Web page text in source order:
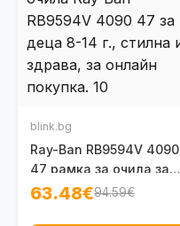
blink.bg
Ray-Ban RB9594V 4090
47 рамка за очила за
деца на 8 - 14 г.
63.48€94.59€